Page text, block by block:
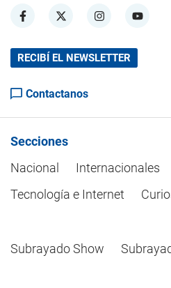
RECIBÍ EL NEWSLETTER
Contactanos
Secciones
Nacional
Internacionales
Tecnología e Internet
Subrayado Show